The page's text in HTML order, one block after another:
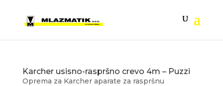
Karcher usisno-raspršno crevo 4m – Puzzi
Oprema za Karcher aparate za raspršnu